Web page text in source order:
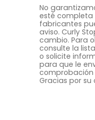
No
esté completa
fabricantes
aviso. Curly
cambio. Para
consulte la
o solicite
para que le
comprobación
Gracias por su